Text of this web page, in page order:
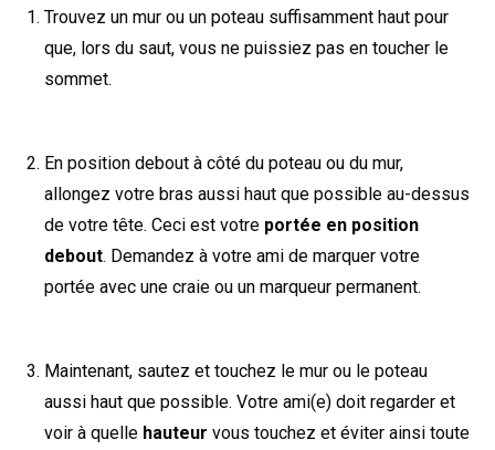
Trouvez un mur ou un poteau suffisamment haut pour
que, lors du saut, vous ne puissiez pas en toucher le
sommet.
En position debout à côté du poteau ou du mur,
allongez votre bras aussi haut que possible au-dessus
de votre tête. Ceci est votre portée en position
debout. Demandez à votre ami de marquer votre
portée avec une craie ou un marqueur permanent.
Maintenant, sautez et touchez le mur ou le poteau
aussi haut que possible. Votre ami(e) doit regarder et
voir à quelle hauteur vous touchez et éviter ainsi toute